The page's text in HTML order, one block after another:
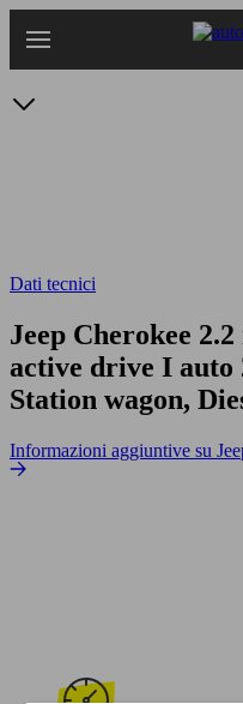
Dati tecnici
Jeep Cherokee
active drive I auto
Station wagon,
Informazioni aggiuntive su